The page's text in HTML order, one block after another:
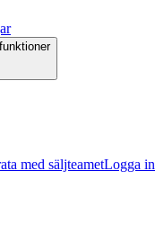
med säljteametLogga in